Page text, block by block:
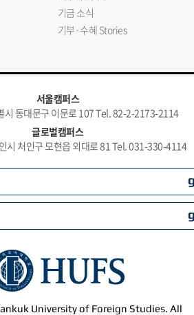
기금 소식
기부·수혜 Stories
서울캠퍼스
시 동대문구 이문로 107 Tel. 82-2-2173-2114
글로벌캠퍼스
시 처인구 모현읍 외대로 81 Tel. 031-330-4114
University of Foreign Studies. All